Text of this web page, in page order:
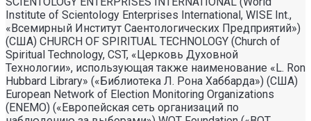
Institute of Scientology Enterprises International, WISE Int.,
«Всемирный Институт Саентологических Предприятий»)
(США) CHURCH OF SPIRITUAL TECHNOLOGY (Church of
Spiritual Technology, CST, «Церковь Духовной
Технологии», использующая также наименование «L. Ron
Hubbard Library» («Библиотека Л. Рона Хаббарда») (США)
European Network of Election Monitoring Organizations
(ENEMO) («Европейская сеть организаций по